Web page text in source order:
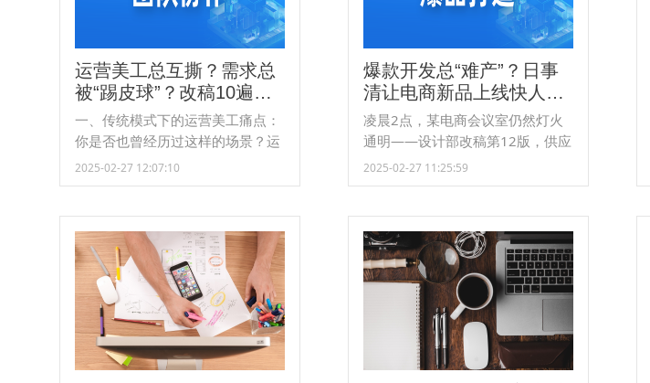
运营美工总互撕？需求总
被“踢皮球”？改稿10遍还
挨骂？日事清方案，让出
图效率翻3倍～
一、传统模式下的运营美工痛点：
你是否也曾经历过这样的场景？运
营小张同时需要将5个设计需求
（主图、Banner、详情页）交给3
档重复发送，版本混乱。进度黑
洞：谁接了哪个任务？改到第几版
了？这一切全靠口头追问，没了透
明的进度管理。绩效模糊：美工A
接了3个急单但质量高，美工B只做
1个简单任务，结果绩效工资一毛
2025-02-27 12:07:10
爆款开发总“难产”？日事
清让电商新品上线快人一
步，把“混乱”变“ SOP”
凌晨2点，某电商会议室仍然灯火
通明——设计部改稿第12版，供应
链催原料，客服问卖点……电商人
的痛，懂的都懂：新品上线——设
答“马上好”竞品抢先收割流量，你
的爆款还卡在内部流程卖点不清、
节奏混乱、流量错配……紧急订单
被“踢皮球”，部门协作全靠“吼”。流
程进度成了黑洞，老板和客户两头
催。出了问题
2025-02-27 11:25:59